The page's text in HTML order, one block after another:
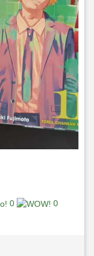
0
0